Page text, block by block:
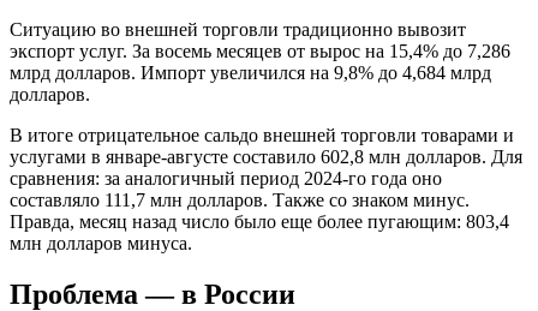
Ситуацию во внешней торговли традиционно вывозит
экспорт услуг. За восемь месяцев от вырос на 15,4% до 7,286
млрд долларов. Импорт увеличился на 9,8% до 4,684 млрд
долларов.
В итоге отрицательное сальдо внешней торговли товарами и
услугами в январе-августе составило 602,8 млн долларов. Для
сравнения: за аналогичный период 2024-го года оно
составляло 111,7 млн долларов. Также со знаком минус.
Правда, месяц назад число было еще более пугающим: 803,4
млн долларов минуса.
Проблема — в России